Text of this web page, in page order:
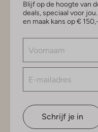
Blijf op de hoogte van
deals, speciaal voor
en maak kans op €
Schrijf je in